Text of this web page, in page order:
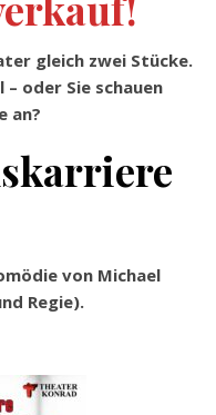
– oder Sie schauen
an?
von Michael
Regie).